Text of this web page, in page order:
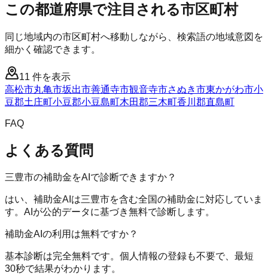
この都道府県で注目される市区町村
同じ地域内の市区町村へ移動しながら、検索語の地域意図を
細かく確認できます。
11 件を表示
高松市丸亀市坂出市善通寺市観音寺市さぬき市東かがわ市小
豆郡土庄町小豆郡小豆島町木田郡三木町香川郡直島町
FAQ
よくある質問
三豊市の補助金をAIで診断できますか？
はい、補助金AIは三豊市を含む全国の補助金に対応していま
す。AIが公的データに基づき無料で診断します。
補助金AIの利用は無料ですか？
基本診断は完全無料です。個人情報の登録も不要で、最短
30秒で結果がわかります。